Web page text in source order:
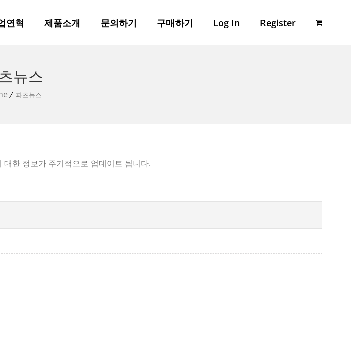
연혁 제품소개 문의하기 구매하기 Log In Register
뉴스
파츠뉴스
한 정보가 주기적으로 업데이트 됩니다.